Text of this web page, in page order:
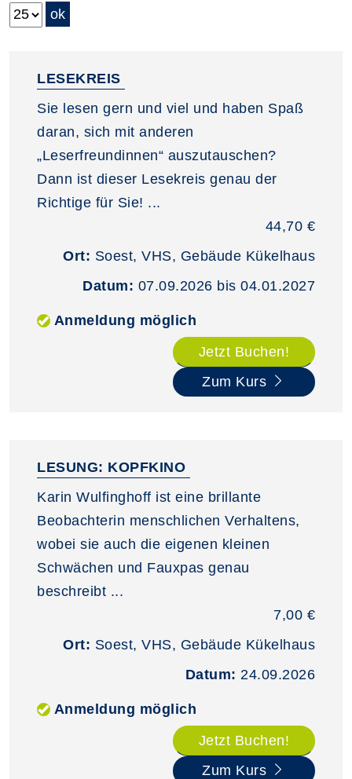
LESEKREIS
Sie lesen gern und viel und haben Spaß
daran, sich mit anderen
„Leserfreundinnen“ auszutauschen?
Dann ist dieser Lesekreis genau der
Richtige für Sie! ...
44,70 €
Ort: Soest, VHS, Gebäude Kükelhaus
Datum: 07.09.2026 bis 04.01.2027
Anmeldung möglich
Jetzt Buchen!
Zum Kurs
LESUNG: KOPFKINO
Karin Wulfinghoff ist eine brillante
Beobachterin menschlichen Verhaltens,
wobei sie auch die eigenen kleinen
Schwächen und Fauxpas genau
beschreibt ...
7,00 €
Ort: Soest, VHS, Gebäude Kükelhaus
Datum: 24.09.2026
Anmeldung möglich
Jetzt Buchen!
Zum Kurs